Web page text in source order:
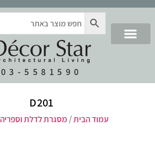
03-5581590
D201
עמוד הבית/ מסגרת לדלת וספריה